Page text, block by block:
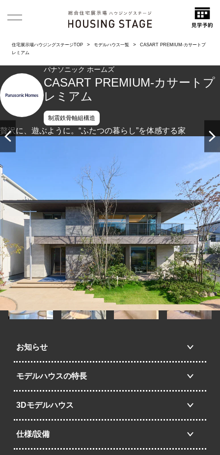
住宅展示場ハウジングステージTOP モデルハウス一覧
CASART PREMIUM-カサートプ
レミアム
パナソニック ホームズ
CASART PREMIUM-カサートプ
レミアム
制震鉄骨軸組構造
贅沢に、遊ぶように。“ふたつの暮らし”を体感する家
お知らせ
モデルハウスの特長
3Dモデルハウス
仕様/設備